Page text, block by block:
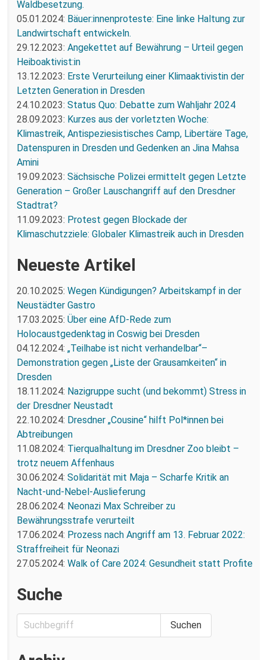
Waldbesetzung.
05.01.2024: Bäuer:innenproteste: Eine linke Haltung zur
Landwirtschaft entwickeln.
29.12.2023: Angekettet auf Bewährung – Urteil gegen
Heiboaktivist:in
13.12.2023: Erste Verurteilung einer Klimaaktivistin der
Letzten Generation in Dresden
24.10.2023: Status Quo: Debatte zum Wahljahr 2024
28.09.2023: Kurzes aus der vorletzten Woche:
Klimastreik, Antispeziesistisches Camp, Libertäre Tage,
Datenspuren in Dresden und Gedenken an Jina Mahsa
Amini
19.09.2023: Sächsische Polizei ermittelt gegen Letzte
Generation – Großer Lauschangriff auf den Dresdner
Stadtrat?
11.09.2023: Protest gegen Blockade der
Klimaschutzziele: Globaler Klimastreik auch in Dresden
Neueste Artikel
20.10.2025: Wegen Kündigungen? Arbeitskampf in der
Neustädter Gastro
17.03.2025: Über eine AfD-Rede zum
Holocaustgedenktag in Coswig bei Dresden
04.12.2024: „Teilhabe ist nicht verhandelbar“–
Demonstration gegen „Liste der Grausamkeiten“ in
Dresden
18.11.2024: Nazigruppe sucht (und bekommt) Stress in
der Dresdner Neustadt
22.10.2024: Dresdner „Cousine“ hilft Pol*innen bei
Abtreibungen
11.08.2024: Tierqualhaltung im Dresdner Zoo bleibt –
trotz neuem Affenhaus
30.06.2024: Solidarität mit Maja – Scharfe Kritik an
Nacht-und-Nebel-Auslieferung
28.06.2024: Neonazi Max Schreiber zu
Bewährungsstrafe verurteilt
17.06.2024: Prozess nach Angriff am 13. Februar 2022:
Straffreiheit für Neonazi
27.05.2024: Walk of Care 2024: Gesundheit statt Profite
Suche